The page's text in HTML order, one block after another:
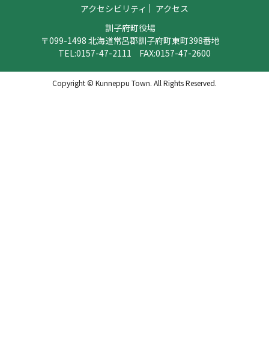
アクセシビリティ
アクセス
訓子府町役場
〒099-1498 北海道常呂郡訓子府町東町398番地
TEL:0157-47-2111 FAX:0157-47-2600
Copyright © Kunneppu Town. All Rights Reserved.